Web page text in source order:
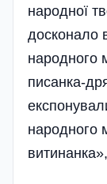
народної
досконало
народного
писанка-
народного